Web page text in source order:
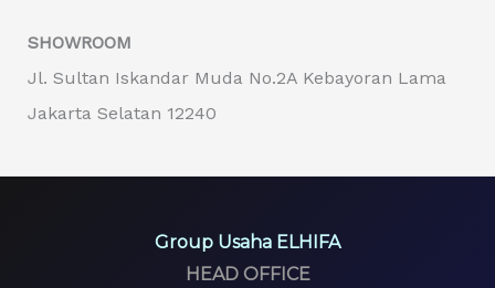
SHOWROOM
Jl. Sultan Iskandar Muda No.2A Kebayoran Lama
Jakarta Selatan 12240
Group Usaha ELHIFA
HEAD OFFICE